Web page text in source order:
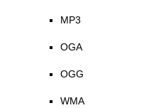
MP3
OGA
OGG
WMA